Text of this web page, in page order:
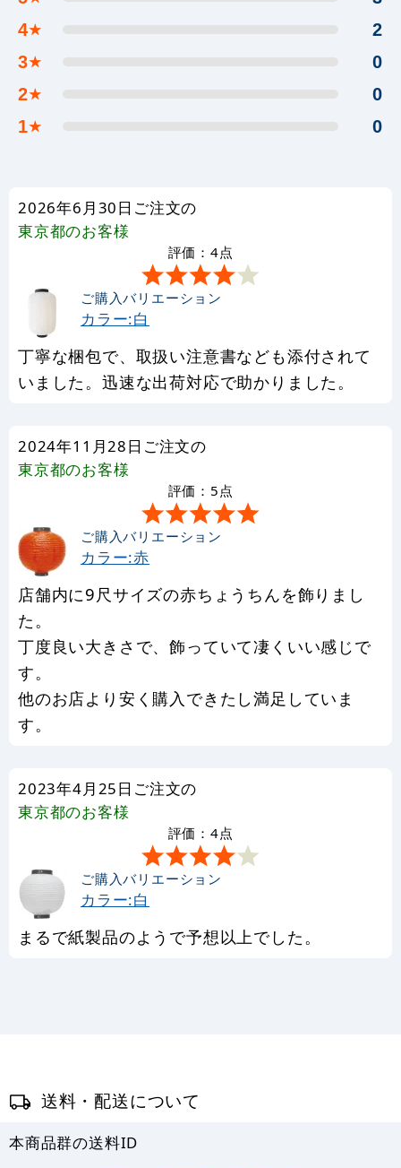
4★
2
3★
0
2★
0
1★ 0
2026年6月30日ご注文の
東京都のお客様
評価：4点
ご購入バリエーション
カラー:白
丁寧な梱包で、取扱い注意書なども添付されて
いました。迅速な出荷対応で助かりました。
2024年11月28日ご注文の
東京都のお客様
評価：5点
ご購入バリエーション
カラー:赤
店舗内に9尺サイズの赤ちょうちんを飾りまし
た。
丁度良い大きさで、飾っていて凄くいい感じで
す。
他のお店より安く購入できたし満足していま
す。
2023年4月25日ご注文の
東京都のお客様
評価：4点
ご購入バリエーション
カラー:白
まるで紙製品のようで予想以上でした。
送料・配送について
本商品群の送料ID